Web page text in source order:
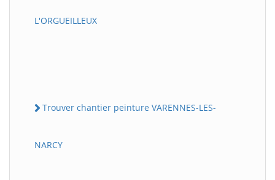
L'ORGUEILLEUX
Trouver chantier peinture VARENNES-LES-
NARCY